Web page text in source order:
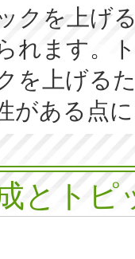
クを上げ
れます。
を上げる
がある点
とトピ